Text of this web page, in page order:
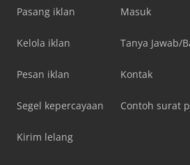
Pasang iklan
Kelola iklan
Pesan iklan
Segel kepercayaan
Kirim lelang
Masuk
Tanya Jawab/
Kontak
Contoh surat